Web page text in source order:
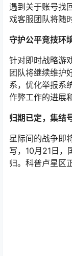
遇到关于账号找
戏客服团队将随
守护公平竞技环
针对即时战略游
团队将继续维护
系，优化举报系
作弊工作的进展
归期已定，集结
星际间的战争即
写，10月21日，
归。科普卢星区